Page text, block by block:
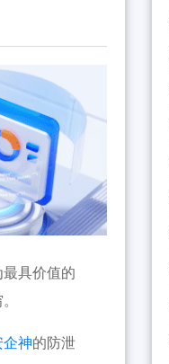
具价值的
企神的防泄